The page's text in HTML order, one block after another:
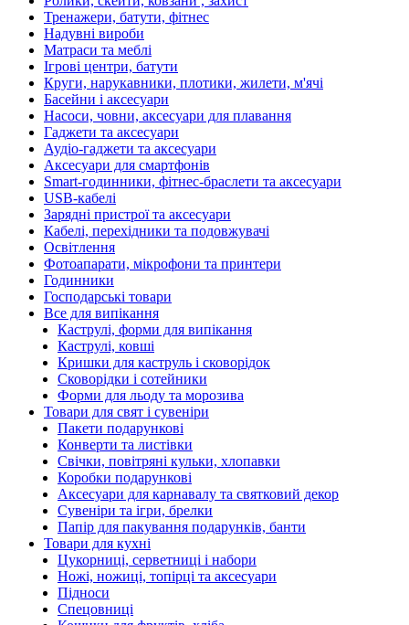
Тренажери, батути, фітнес
Надувні вироби
Матраси та меблі
Ігрові центри, батути
Круги, нарукавники, плотики, жилети, м'ячі
Басейни і аксесуари
Насоси, човни, аксесуари для плавання
Гаджети та аксесуари
Аудіо-гаджети та аксесуари
Аксесуари для смартфонів
Smart-годинники, фітнес-браслети та аксесуари
USB-кабелі
Зарядні пристрої та аксесуари
Кабелі, перехідники та подовжувачі
Освітлення
Фотоапарати, мікрофони та принтери
Годинники
Господарські товари
Все для випікання
Каструлі, форми для випікання
Каструлі, ковші
Кришки для каструль і сковорідок
Сковорідки і сотейники
Форми для льоду та морозива
Товари для свят і сувеніри
Пакети подарункові
Конверти та листівки
Свічки, повітряні кульки, хлопавки
Коробки подарункові
Аксесуари для карнавалу та святковий декор
Сувеніри та ігри, брелки
Папір для пакування подарунків, банти
Товари для кухні
Цукорниці, серветниці і набори
Ножі, ножиці, топірці та аксесуари
Підноси
Спецовниці